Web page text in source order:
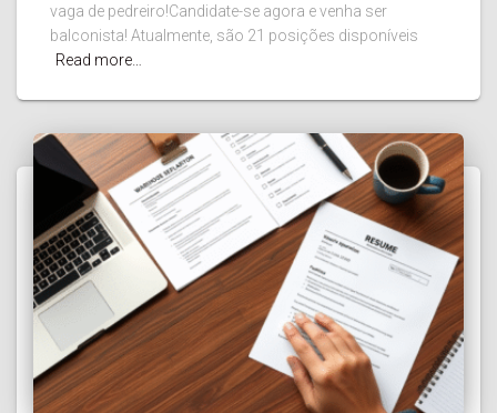
vaga de pedreiro!Candidate-se agora e venha ser
balconista! Atualmente, são 21 posições disponíveis
Read more…